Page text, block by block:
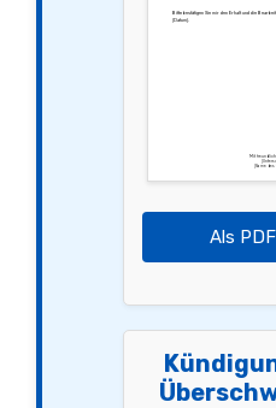
Bitte bestätigen Sie mir den Erhalt und die
[Datum].
Mit
[Name des
Als